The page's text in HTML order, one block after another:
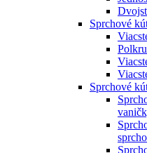
Sprchové
Sprchové